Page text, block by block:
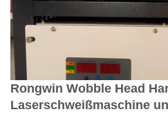
Rongwin Wobble Head
Laserschweißmaschine